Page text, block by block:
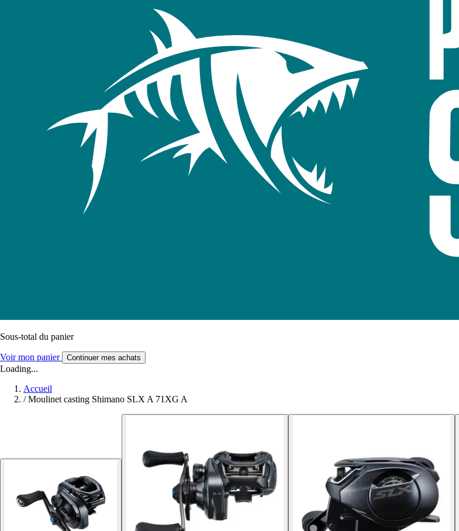
Sous-total du panier
Voir mon panier Continuer mes achats
Loading...
Accueil
/ Moulinet casting Shimano SLX A 71XG A